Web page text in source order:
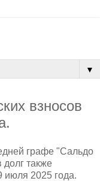
▼
взносов
графе "Сальдо
также
июля 2025 года.